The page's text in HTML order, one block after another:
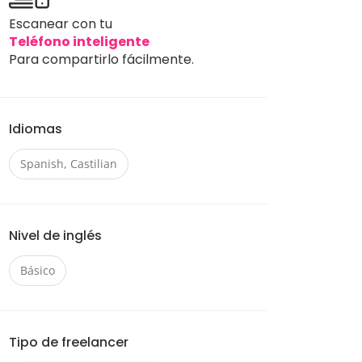
Escanear con tu
Teléfono inteligente
Para compartirlo fácilmente.
Idiomas
Spanish, Castilian
Nivel de inglés
Básico
Tipo de freelancer